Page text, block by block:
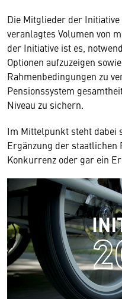
Die Mitglieder der
veranlagtes Volumen von
der Initiative ist es,
Optionen aufzuzeigen
Rahmenbedingungen zu
Pensionssystem
Niveau zu sichern.
Im Mittelpunkt steht dabei
Ergänzung der staatlichen
Konkurrenz oder gar ein